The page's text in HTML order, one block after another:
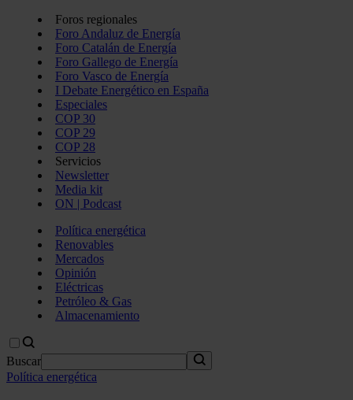
Foros regionales
Foro Andaluz de Energía
Foro Catalán de Energía
Foro Gallego de Energía
Foro Vasco de Energía
I Debate Energético en España
Especiales
COP 30
COP 29
COP 28
Servicios
Newsletter
Media kit
ON | Podcast
Política energética
Renovables
Mercados
Opinión
Eléctricas
Petróleo & Gas
Almacenamiento
Buscar
Política energética